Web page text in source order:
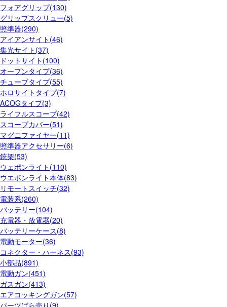
フォアグリップ(130)
グリップスクリュー(5)
照準器(290)
アイアンサイト(46)
集光サイト(37)
ドットサイト(100)
オープンタイプ(36)
チューブタイプ(55)
ホロサイトタイプ(7)
ACOGタイプ(3)
ライフルスコープ(42)
スコープカバー(51)
マグニファイヤー(11)
照準器アクセサリー(6)
銃架(53)
ウェポンライト(110)
ウエポンライト本体(83)
リモートスイッチ(32)
電装系(260)
バッテリー(104)
充電器・放電器(20)
バッテリーケース(8)
電動モーター(36)
コネクター・ハーネス(93)
小部品(891)
電動ガン(451)
ガスガン(413)
エアコッキングガン(57)
パーツばら売り(9)